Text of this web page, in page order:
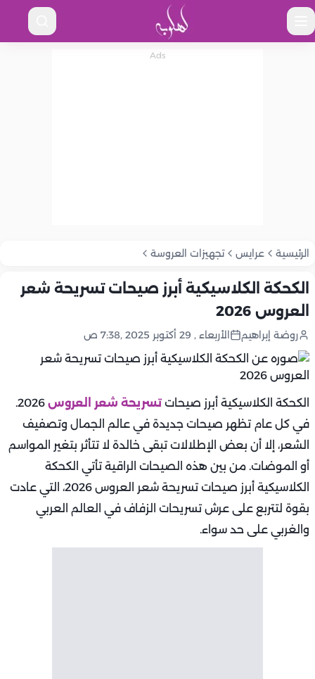
الرئيسية عرايس تجهيزات العروسة
الكحكة الكلاسيكية أبرز صيحات تسريحة شعر
العروس 2026
روضة إبراهيم الأربعاء , 29 أكتوبر 2025 ,7:38 ص
الكحكة الكلاسيكية أبرز صيحات تسريحة شعر العروس
2026.
في كل عام تظهر صيحات جديدة في عالم الجمال وتصفيف
الشعر، إلا أن بعض الإطلالات تبقى خالدة لا تتأثر بتغير المواسم
أو الموضات. من بين هذه الصيحات الراقية تأتي الكحكة
الكلاسيكية أبرز صيحات تسريحة شعر العروس 2026، التي عادت
بقوة لتتربع على عرش تسريحات الزفاف في العالم العربي
والغربي على حد سواء.